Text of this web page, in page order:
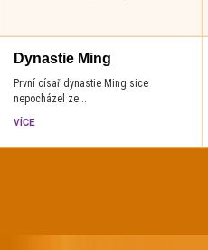
Dynastie Ming
První císař dynastie Ming sice
nepocházel ze...
VÍCE